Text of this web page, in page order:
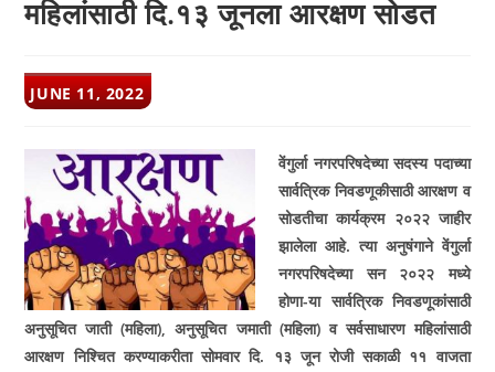
महिलांसाठी दि.१३ जूनला आरक्षण सोडत
POST
PUBLISHED:
JUNE 11, 2022
वेंगुर्ला नगरपरिषदेच्या सदस्य पदाच्या
सार्वत्रिक निवडणूकीसाठी आरक्षण व
सोडतीचा कार्यक्रम २०२२ जाहीर
झालेला आहे. त्या अनुषंगाने वेंगुर्ला
नगरपरिषदेच्या सन २०२२ मध्ये
होणा-या सार्वत्रिक निवडणूकांसाठी
अनुसूचित जाती (महिला),अनुसूचित जमाती (महिला) व सर्वसाधारण महिलांसाठी
आरक्षण निश्चित करण्याकरीता सोमवार दि. १३ जून रोजी सकाळी ११ वाजता